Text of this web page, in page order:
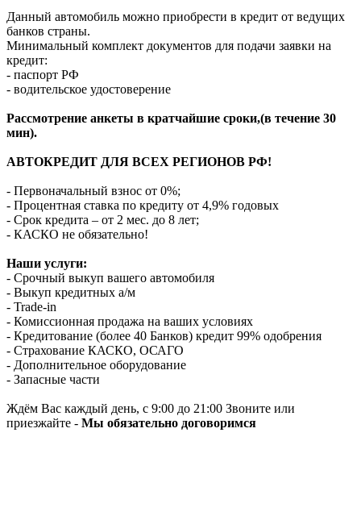
Данный автомобиль можно приобрести в кредит от ведущих
банков страны.
Минимальный комплект документов для подачи заявки на
кредит:
- паспорт РФ
- водительское удостоверение
Рассмотрение анкеты в кратчайшие сроки,(в течение 30
мин).
АВТОКРЕДИТ ДЛЯ ВСЕХ РЕГИОНОВ РФ!
- Первоначальный взнос от 0%;
- Процентная ставка по кредиту от 4,9% годовых
- Срок кредита – от 2 мес. до 8 лет;
- КАСКО не обязательно!
Наши услуги:
- Срочный выкуп вашего автомобиля
- Выкуп кредитных а/м
- Trade-in
- Комиссионная продажа на ваших условиях
- Кредитование (более 40 Банков) кредит 99% одобрения
- Страхование КАСКО, ОСАГО
- Дополнительное оборудование
- Запасные части
Ждём Вас каждый день, с 9:00 до 21:00 Звоните или
приезжайте - Мы обязательно договоримся